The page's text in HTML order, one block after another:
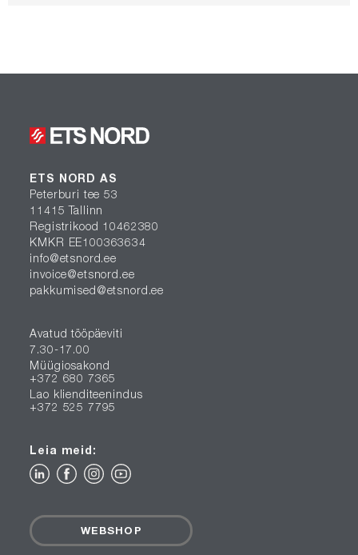
ETS NORD AS
Peterburi tee 53
11415 Tallinn
Registrikood 10462380
KMKR EE100363634
info@etsnord.ee
invoice@etsnord.ee
pakkumised@etsnord.ee
Avatud tööpäeviti
7.30-17.00
Müügiosakond
+372 680 7365
Lao klienditeenindus
+372 525 7795
Leia meid:
WEBSHOP